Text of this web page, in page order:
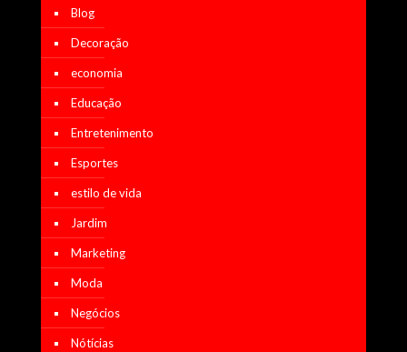
Blog
Decoração
economia
Educação
Entretenimento
Esportes
estilo de vida
Jardim
Marketing
Moda
Negócios
Nótícias